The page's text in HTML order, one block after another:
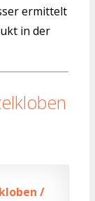
ermittelt
in der
/